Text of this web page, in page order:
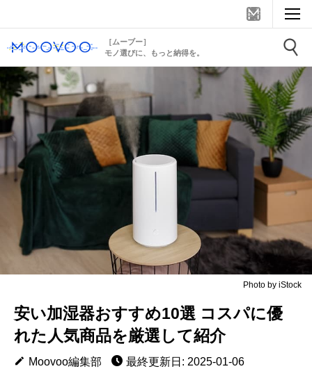
［ムーブー］
モノ選びに、もっと納得を。
Photo by iStock
安い加湿器おすすめ10選 コスパに優
れた人気商品を厳選して紹介
Moovoo編集部
最終更新日: 2025-01-06